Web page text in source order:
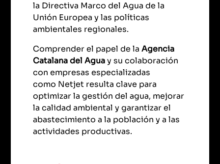
la Directiva Marco del Agua de la
Unión Europea y las políticas
ambientales regionales.
Comprender el papel de laAgencia
Catalana del Aguay su colaboración
con empresas especializadas
como Netjet resulta clave para
optimizar la gestión del agua, mejorar
la calidad ambiental y garantizar el
abastecimiento a la población y a las
actividades productivas.